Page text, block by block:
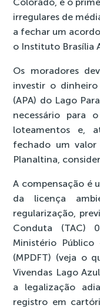
irregulares de
a fechar um
o Instituto Brasília
Os moradores
investir o
(APA) do Lago
necessário para
loteamentos e,
fechado um
Planaltina,
A compensação é
da licença
regularização,
Conduta (TAC)
Ministério
(MPDFT) (veja o
Vivendas Lago
a legalização
registro em